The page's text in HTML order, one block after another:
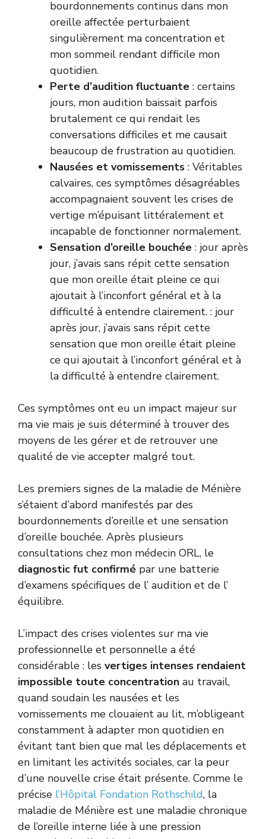
bourdonnements continus dans mon
oreille affectée perturbaient
singulièrement ma concentration et
mon sommeil rendant difficile mon
quotidien.
Perte d’audition fluctuante : certains
jours, mon audition baissait parfois
brutalement ce qui rendait les
conversations difficiles et me causait
beaucoup de frustration au quotidien.
Nausées et vomissements : Véritables
calvaires, ces symptômes désagréables
accompagnaient souvent les crises de
vertige m’épuisant littéralement et
incapable de fonctionner normalement.
Sensation d’oreille bouchée : jour après
jour, j’avais sans répit cette sensation
que mon oreille était pleine ce qui
ajoutait à l’inconfort général et à la
difficulté à entendre clairement. : jour
après jour, j’avais sans répit cette
sensation que mon oreille était pleine
ce qui ajoutait à l’inconfort général et à
la difficulté à entendre clairement.
Ces symptômes ont eu un impact majeur sur
ma vie mais je suis déterminé à trouver des
moyens de les gérer et de retrouver une
qualité de vie accepter malgré tout.
Les premiers signes de la maladie de Ménière
s’étaient d’abord manifestés par des
bourdonnements d’oreille et une sensation
d’oreille bouchée. Après plusieurs
consultations chez mon médecin ORL, le
diagnostic fut confirmé par une batterie
d’examens spécifiques de l’ audition et de l’
équilibre.
L’impact des crises violentes sur ma vie
professionnelle et personnelle a été
considérable : les vertiges intenses rendaient
impossible toute concentration au travail,
quand soudain les nausées et les
vomissements me clouaient au lit, m’obligeant
constamment à adapter mon quotidien en
évitant tant bien que mal les déplacements et
en limitant les activités sociales, car la peur
d’une nouvelle crise était présente. Comme le
précise l’Hôpital Fondation Rothschild, la
maladie de Ménière est une maladie chronique
de l’oreille interne liée à une pression